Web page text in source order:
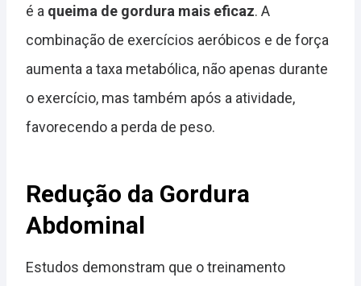
é a queima de gordura mais eficaz. A
combinação de exercícios aeróbicos e de força
aumenta a taxa metabólica, não apenas durante
o exercício, mas também após a atividade,
favorecendo a perda de peso.
Redução da Gordura
Abdominal
Estudos demonstram que o treinamento